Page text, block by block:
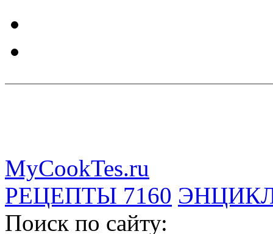
MyCookTes.ru
РЕЦЕПТЫ 7160
Поиск по сайту: